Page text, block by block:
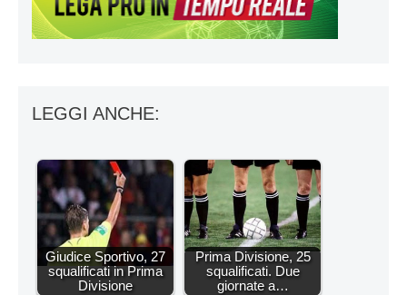
LEGGI ANCHE:
Giudice Sportivo, 27
squalificati in Prima
Divisione
Prima Divisione, 25
squalificati. Due
giornate a…